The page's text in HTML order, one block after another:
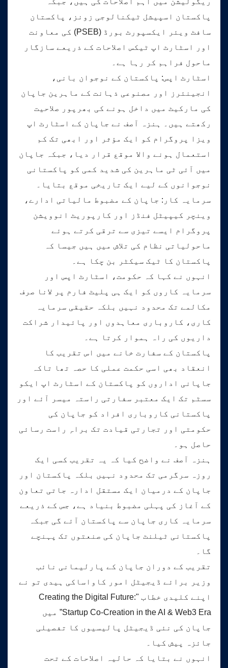
پاکستان اسپیشل ٹیکنالوجی زونز، پاکستان
سافٹ ویئر ایکسپورٹ بورڈ (PSEB) کی معاونت
اور اسٹارٹ اپ ٹیکس اصلاحات کے ذریعے سازگار
ماحول فراہم کر رہا ہے۔
اسٹارٹ اپس: پاکستان کے نوجوان بانی،
انجینئرز اور مصنوعی ذہانت کے ماہرین جاپان
کی مارکیٹ میں داخل ہونے کی بھرپور صلاحیت
رکھتے ہیں۔ ہنزہ آصف نے جاپان کے اسٹارٹ اپ
ویزا پروگرام کو ایک مؤثر اور ابھی تک کم
استعمال ہونے والا موقع قرار دیا، جبکہ جاپان
میں آئی ٹی ماہرین کی شدید کمی کو پاکستانی
نوجوانوں کے لیے ایک تاریخی موقع بتایا۔
سرمایہ کار: جاپان کے مضبوط مالیاتی ادارے،
وینچر کیپیٹل فنڈز اور کارپوریٹ انوویشن
پروگرام ایسے تیزی سے ترقی کرتے ہوئے
ماحولیاتی نظام کی تلاش میں ہیں جیسا کہ
پاکستان کا ٹیک سیکٹر بن چکا ہے۔
انہوں نے کہا کہ حکومت، اسٹارٹ اپس اور
سرمایہ کاروں کو ایک ہی پلیٹ فارم پر لانا صرف
مکالمے تک محدود نہیں بلکہ حقیقی سرمایہ
کاری، کاروباری معاہدوں اور پائیدار شراکت
داریوں کی راہ ہموار کرتا ہے۔
پاکستان کے سفارت خانے میں اس تقریب کا
انعقاد بھی اسی حکمت عملی کا حصہ تھا تاکہ
جاپانی اداروں کو پاکستان کے اسٹارٹ اپ ایکو
سسٹم تک ایک معتبر سفارتی راستہ میسر آئے اور
پاکستانی کاروباری افراد کو جاپان کی
حکومتی اور تجارتی قیادت تک براہِ راست رسائی
حاصل ہو۔
ہنزہ آصف نے واضح کیا کہ یہ تقریب کسی ایک
روزہ سرگرمی تک محدود نہیں بلکہ پاکستان اور
جاپان کے درمیان ایک مستقل ادارہ جاتی تعاون
کے آغاز کی پہلی مضبوط بنیاد ہے، جس کے ذریعے
سرمایہ کاری جاپان سے پاکستان آئے گی جبکہ
پاکستانی ٹیلنٹ جاپان کی صنعتوں تک پہنچے
گا۔
تقریب کے دوران جاپان کے پارلیمانی نائب
وزیر برائے ڈیجیٹل امور کاواساکی ہیدی تو نے
اپنے کلیدی خطاب "Creating the Digital Future:
Startup Co-Creation in the AI & Web3 Era” میں
جاپان کی نئی ڈیجیٹل پالیسیوں کا تفصیلی
جائزہ پیش کیا۔
انہوں نے بتایا کہ حالیہ اصلاحات کے تحت